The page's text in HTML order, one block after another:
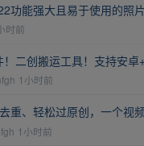
功能强大且易于使用的照
时前
！二创搬运工具！支持安卓
1小时前
重、轻松过原创，一个视
1小时前